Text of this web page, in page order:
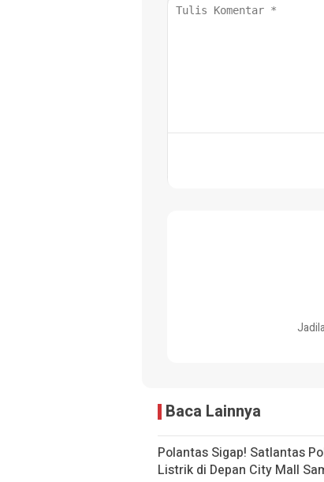
Baca Lainnya
Polantas Sigap! Satlantas
Listrik di Depan City Mall